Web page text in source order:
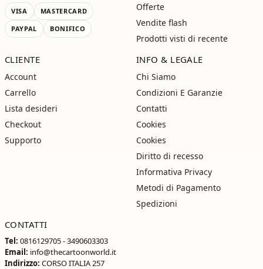
VISA
MASTERCARD
PAYPAL
BONIFICO
Offerte
Vendite flash
Prodotti visti di recente
CLIENTE
Account
Carrello
Lista desideri
Checkout
Supporto
INFO & LEGALE
Chi Siamo
Condizioni E Garanzie
Contatti
Cookies
Cookies
Diritto di recesso
Informativa Privacy
Metodi di Pagamento
Spedizioni
CONTATTI
Tel: 0816129705 - 3490603303
Email: info@thecartoonworld.it
Indirizzo: CORSO ITALIA 257